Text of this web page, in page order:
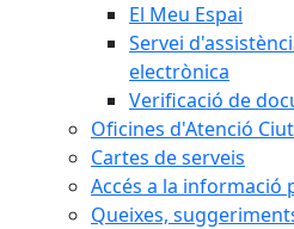
El Meu Espai
Servei
electrònica
Verificació de
Oficines d'Atenció
Cartes de serveis
Accés a la informació
Queixes,